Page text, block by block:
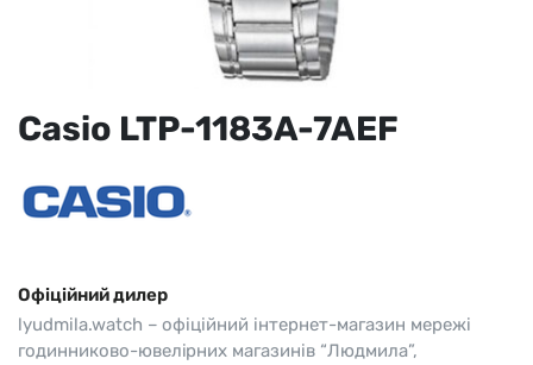
Casio LTP-1183A-7AEF
Офіційний дилер
lyudmila.watch – офіційний інтернет-магазин мережі
годинниково-ювелірних магазинів “Людмила”,